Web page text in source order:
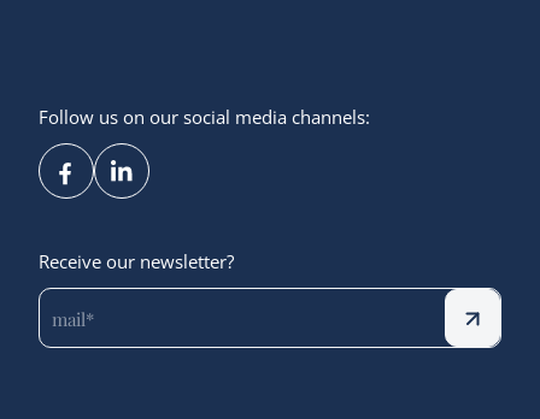
Follow us on our social media channels:
Receive our newsletter?